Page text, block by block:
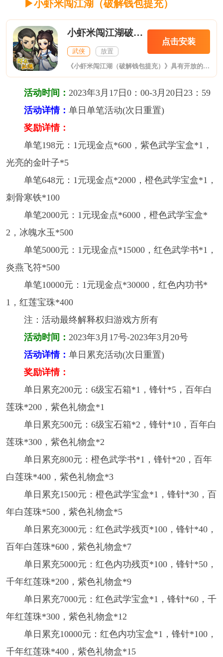
▶小虾米闯江湖（破解钱包提充）
小虾米闯江湖破解钱包提充
武侠 放置
点击安装
《小虾米闯江湖（破解钱包提充）》具有开放的世界观与剧情设定，自由的江湖行径。飞雪连天射白鹿，只愿成就江湖梦。 休闲的玩法模式，挂机式的成长乐趣。 超高的角色参与度，全NPC招募、切磋。 多方位的伙伴搭配，高自由的培养成长。
活动时间： 2023年3月17日0：00-3月20日23：59
活动详情： 单日单笔活动(次日重置)
奖励详情：
单笔198元：1元现金点*600，紫色武学宝盒*1，
光亮的金叶子*5
单笔648元：1元现金点*2000，橙色武学宝盒*1，
刺骨寒铁*100
单笔2000元：1元现金点*6000，橙色武学宝盒*
2，冰魄水玉*500
单笔5000元：1元现金点*15000，红色武学书*1，
炎燕飞符*500
单笔10000元：1元现金点*30000，红色内功书*
1，红莲宝珠*400
注：活动最终解释权归游戏方所有
活动时间： 2023年3月17号-2023年3月20号
活动详情： 单日累充活动(次日重置)
奖励详情：
单日累充200元：6级宝石箱*1，锋针*5，百年白
莲珠*200，紫色礼物盒*1
单日累充500元：6级宝石箱*2，锋针*10，百年白
莲珠*300，紫色礼物盒*2
单日累充800元：橙色武学书*1，锋针*20，百年
白莲珠*400，紫色礼物盒*3
单日累充1500元：橙色武学宝盒*1，锋针*30，百
年白莲珠*500，紫色礼物盒*5
单日累充3000元：红色武学残页*100，锋针*40，
百年白莲珠*600，紫色礼物盒*7
单日累充5000元：红色内功残页*100，锋针*50，
千年红莲珠*200，紫色礼物盒*9
单日累充7000元：红色武学宝盒*1，锋针*60，千
年红莲珠*300，紫色礼物盒*12
单日累充10000元：红色内功宝盒*1，锋针*100，
千年红莲珠*400，紫色礼物盒*15